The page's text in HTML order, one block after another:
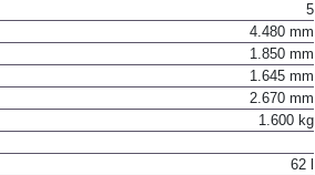
5
4.480 mm
1.850 mm
1.645 mm
2.670 mm
1.600 kg
62 l